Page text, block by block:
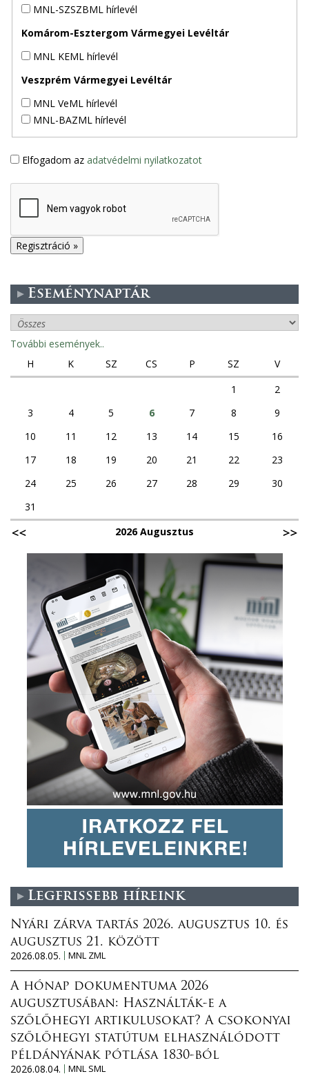
MNL-SZSZBML hírlevél
Komárom-Esztergom Vármegyei Levéltár
MNL KEML hírlevél
Veszprém Vármegyei Levéltár
MNL VeML hírlevél
MNL-BAZML hírlevél
Elfogadom az adatvédelmi nyilatkozatot
Eseménynaptár
További események..
H
K SZ CS P SZ
V
1
2
3
4 5 6 7 8
9
10
11 12 13 14 15
16
17
18 19 20 21 22
23
24
25 26 27 28 29
30
31
2026 Augusztus
Legfrissebb híreink
Nyári zárva tartás 2026. augusztus 10. és
augusztus 21. között
2026.08.05.
MNL ZML
A hónap dokumentuma 2026
augusztusában: Használták-e a
szőlőhegyi artikulusokat? A csokonyai
szőlőhegyi statútum elhasználódott
példányának pótlása 1830-ból
2026.08.04.
MNL SML